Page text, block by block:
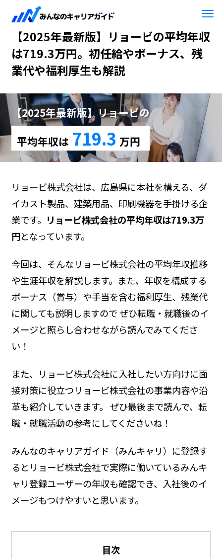
HOME 【2025年最新版】リョービ
【2025年最新版】リョービの平均年収
は719.3万円。初任給やボーナス、残
業代や福利厚生も解説
【2025年最新版】リョービの
平均年収は 719.3 万円
リョービ株式会社は、広島県に本社を構える、ダ
イカスト製品、建築用品、印刷機器を手掛ける企
業です。 リョービ株式会社の平均年収は719.3万
円となっています。
今回は、そんなリョービ株式会社の平均年収推移
や生涯年収を解説します。また、年収を構成する
ボーナス（賞与）や手当を含む福利厚生、残業代
に関しても説明しますので ぜひ転職・就職後のイ
メージと照らし合わせながら読んでみてくださ
い！
また、リョービ株式会社に入社したい方向けに面
接対策に役立つリョービ株式会社の事業内容や沿
革も紹介していきます。 ぜひ最後まで読んで、転
職・就職活動の参考にしてくださいね！
みんなのキャリアガイド（みんキャリ）に登録す
るとリョービ株式会社で実際に働いているみんキ
ャリ登録ユーザーの年収も確認でき、入社後のイ
メージもつけやすいと思います。
目次